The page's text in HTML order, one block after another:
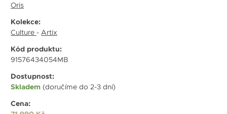
Oris
Kolekce:
Culture - Artix
Kód produktu:
91576434054MB
Dostupnost:
Skladem (doručíme do 2-3 dní)
Cena: